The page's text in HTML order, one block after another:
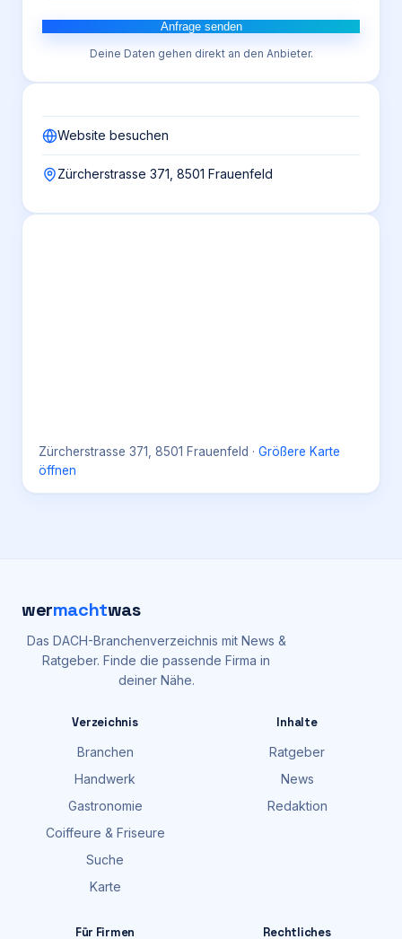
Anfrage senden
Deine Daten gehen direkt an den Anbieter.
Website besuchen
Zürcherstrasse 371, 8501 Frauenfeld
Zürcherstrasse 371, 8501 Frauenfeld · Größere Karte
öffnen
wermachtwas
Das DACH-Branchenverzeichnis mit News &
Ratgeber. Finde die passende Firma in
deiner Nähe.
Verzeichnis
Branchen
Handwerk
Gastronomie
Coiffeure & Friseure
Suche
Karte
Inhalte
Ratgeber
News
Redaktion
Für Firmen Rechtliches